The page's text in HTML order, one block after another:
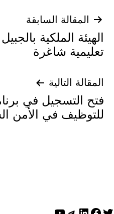
تصفّح
المقالات
المقالة السابقة
الهيئة الملكية
تعليمية شاغرة
المقالة التالية
فتح التسجيل في
للتوظيف في الأمن